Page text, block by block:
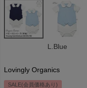
L.Blue
Lovingly Organics
SALE(会員価格あり)